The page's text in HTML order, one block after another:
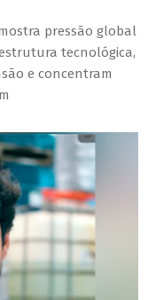
pressão global
tecnológica,
e concentram